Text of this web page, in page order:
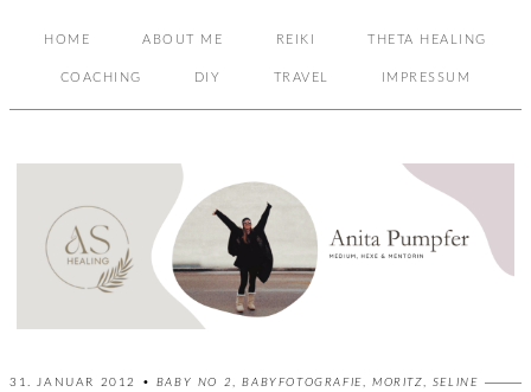
HOME ABOUT ME REIKI THETA HEALING
COACHING DIY TRAVEL IMPRESSUM
31. JANUAR 2012 • BABY NO 2 ,BABYFOTOGRAFIE ,MORITZ SELINE